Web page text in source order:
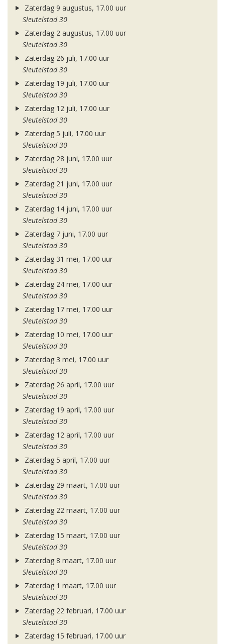
Zaterdag 9 augustus, 17.00 uur
Sleutelstad 30
Zaterdag 2 augustus, 17.00 uur
Sleutelstad 30
Zaterdag 26 juli, 17.00 uur
Sleutelstad 30
Zaterdag 19 juli, 17.00 uur
Sleutelstad 30
Zaterdag 12 juli, 17.00 uur
Sleutelstad 30
Zaterdag 5 juli, 17.00 uur
Sleutelstad 30
Zaterdag 28 juni, 17.00 uur
Sleutelstad 30
Zaterdag 21 juni, 17.00 uur
Sleutelstad 30
Zaterdag 14 juni, 17.00 uur
Sleutelstad 30
Zaterdag 7 juni, 17.00 uur
Sleutelstad 30
Zaterdag 31 mei, 17.00 uur
Sleutelstad 30
Zaterdag 24 mei, 17.00 uur
Sleutelstad 30
Zaterdag 17 mei, 17.00 uur
Sleutelstad 30
Zaterdag 10 mei, 17.00 uur
Sleutelstad 30
Zaterdag 3 mei, 17.00 uur
Sleutelstad 30
Zaterdag 26 april, 17.00 uur
Sleutelstad 30
Zaterdag 19 april, 17.00 uur
Sleutelstad 30
Zaterdag 12 april, 17.00 uur
Sleutelstad 30
Zaterdag 5 april, 17.00 uur
Sleutelstad 30
Zaterdag 29 maart, 17.00 uur
Sleutelstad 30
Zaterdag 22 maart, 17.00 uur
Sleutelstad 30
Zaterdag 15 maart, 17.00 uur
Sleutelstad 30
Zaterdag 8 maart, 17.00 uur
Sleutelstad 30
Zaterdag 1 maart, 17.00 uur
Sleutelstad 30
Zaterdag 22 februari, 17.00 uur
Sleutelstad 30
Zaterdag 15 februari, 17.00 uur